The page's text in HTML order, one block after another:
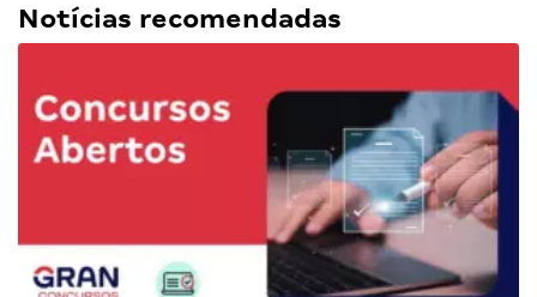
Notícias recomendadas